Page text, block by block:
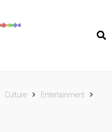
Culture
Entertainment